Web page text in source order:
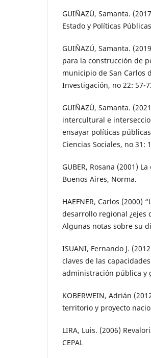
GUIÑAZÚ, Samanta.
Estado y Políticas
GUIÑAZÚ, Samanta.
para la construcción de
municipio de San Carlos
Investigación, no 22: 57-
GUIÑAZÚ, Samanta.
intercultural e
ensayar políticas
Ciencias Sociales, no 31:
GUBER, Rosana (2001)
Buenos Aires, Norma.
HAEFNER, Carlos
desarrollo regional ¿ejes
Algunas notas sobre su
ISUANI, Fernando J.
claves de las
administración pública y
KOBERWEIN, Adrián
territorio y proyecto
LIRA, Luis. (2006)
CEPAL